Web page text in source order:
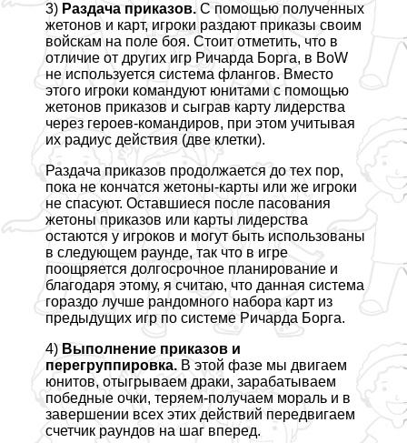
3) Раздача приказов. С помощью полученных
жетонов и карт, игроки раздают приказы своим
войскам на поле боя. Стоит отметить, что в
отличие от других игр Ричарда Борга, в BoW
не используется система флангов. Вместо
этого игроки комaндуют юнитами с помощью
жетонов приказов и сыграв карту лидерства
через героев-комaндиров, при этом учитывая
их радиус действия (две клетки).
Раздача приказов продолжается до тех пор,
пока не кончатся жетоны-карты или же игроки
не спасуют. Оставшиеся после пасования
жетоны приказов или карты лидерства
остаются у игроков и могут быть использованы
в следующем раунде, так что в игре
поощряется долгосрочное планирование и
благодаря этому, я считаю, что данная система
гораздо лучше рандомного набора карт из
предыдущих игр по системе Ричарда Борга.
4) Выполнение приказов и
перегруппировка. В этой фазе мы двигаем
юнитов, отыгрываем дpaки, заpaбатываем
победные очки, теряем-получаем мораль и в
завершении всех этих действий передвигаем
счетчик раундов на шаг вперед.